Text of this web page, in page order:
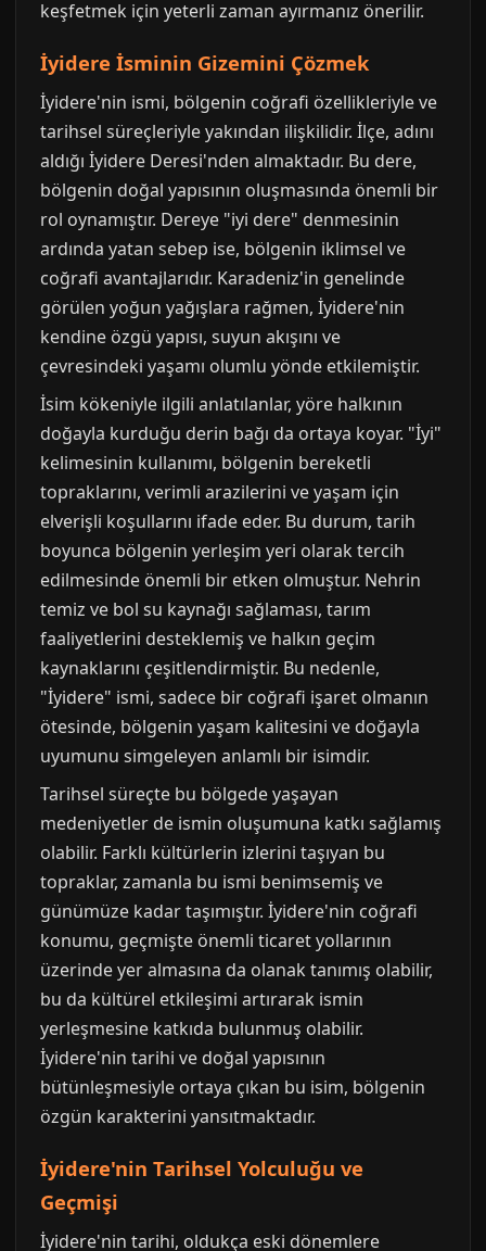
keşfetmek için yeterli zaman ayırmanız önerilir.
İyidere İsminin Gizemini Çözmek
İyidere'nin ismi, bölgenin coğrafi özellikleriyle ve
tarihsel süreçleriyle yakından ilişkilidir. İlçe, adını
aldığı İyidere Deresi'nden almaktadır. Bu dere,
bölgenin doğal yapısının oluşmasında önemli bir
rol oynamıştır. Dereye "iyi dere" denmesinin
ardında yatan sebep ise, bölgenin iklimsel ve
coğrafi avantajlarıdır. Karadeniz'in genelinde
görülen yoğun yağışlara rağmen, İyidere'nin
kendine özgü yapısı, suyun akışını ve
çevresindeki yaşamı olumlu yönde etkilemiştir.
İsim kökeniyle ilgili anlatılanlar, yöre halkının
doğayla kurduğu derin bağı da ortaya koyar. "İyi"
kelimesinin kullanımı, bölgenin bereketli
topraklarını, verimli arazilerini ve yaşam için
elverişli koşullarını ifade eder. Bu durum, tarih
boyunca bölgenin yerleşim yeri olarak tercih
edilmesinde önemli bir etken olmuştur. Nehrin
temiz ve bol su kaynağı sağlaması, tarım
faaliyetlerini desteklemiş ve halkın geçim
kaynaklarını çeşitlendirmiştir. Bu nedenle,
"İyidere" ismi, sadece bir coğrafi işaret olmanın
ötesinde, bölgenin yaşam kalitesini ve doğayla
uyumunu simgeleyen anlamlı bir isimdir.
Tarihsel süreçte bu bölgede yaşayan
medeniyetler de ismin oluşumuna katkı sağlamış
olabilir. Farklı kültürlerin izlerini taşıyan bu
topraklar, zamanla bu ismi benimsemiş ve
günümüze kadar taşımıştır. İyidere'nin coğrafi
konumu, geçmişte önemli ticaret yollarının
üzerinde yer almasına da olanak tanımış olabilir,
bu da kültürel etkileşimi artırarak ismin
yerleşmesine katkıda bulunmuş olabilir.
İyidere'nin tarihi ve doğal yapısının
bütünleşmesiyle ortaya çıkan bu isim, bölgenin
özgün karakterini yansıtmaktadır.
İyidere'nin Tarihsel Yolculuğu ve
Geçmişi
İyidere'nin tarihi, oldukça eski dönemlere